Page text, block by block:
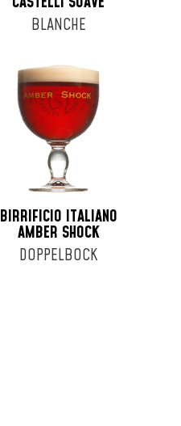
BLANCHE
BIRRIFICIO ITALIANO
AMBER SHOCK
DOPPELBOCK